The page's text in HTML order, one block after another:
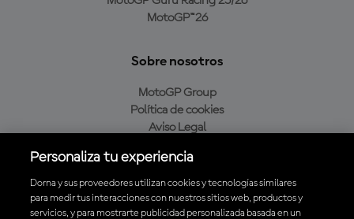
MotoGP™26
Sobre nosotros
MotoGP Group
Política de cookies
Aviso Legal
Política de compra
Personaliza tu experiencia
Dorna y sus proveedores utilizan cookies y tecnologías similares
para medir tus interacciones con nuestros sitios web, productos y
servicios, y para mostrarte publicidad personalizada basada en un